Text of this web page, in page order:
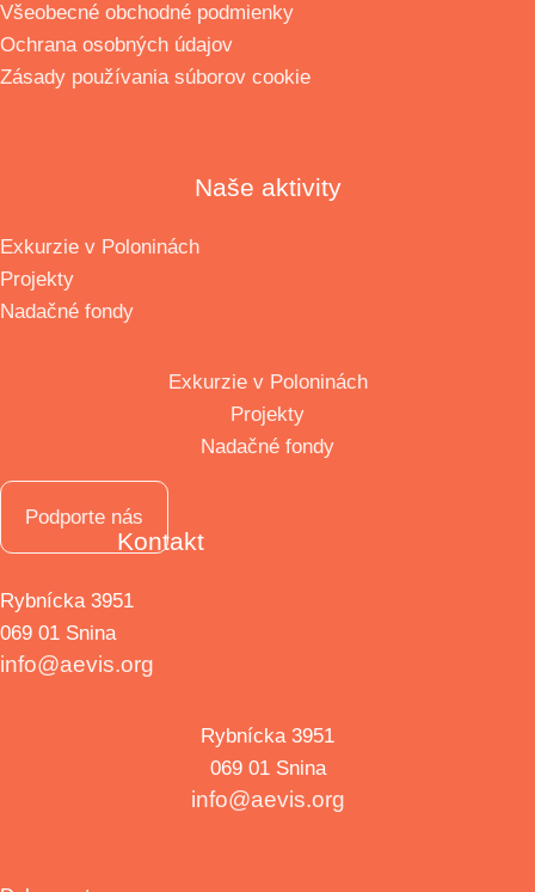
Všeobecné obchodné podmienky
Ochrana osobných údajov
Zásady používania súborov cookie
Naše aktivity
Exkurzie v Poloninách
Projekty
Nadačné fondy
Exkurzie v Poloninách
Projekty
Nadačné fondy
Podporte nás
Kontakt
Rybnícka 3951
069 01 Snina
info@aevis.org
Rybnícka 3951
069 01 Snina
info@aevis.org